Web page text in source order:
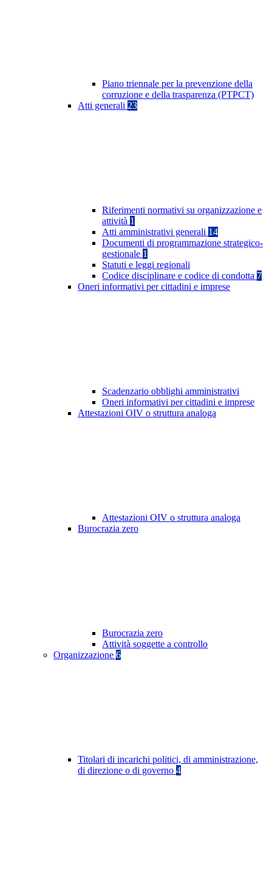
Piano triennale per la prevenzione della
corruzione e della trasparenza (PTPCT)
Atti generali 23
Riferimenti normativi su organizzazione e
attività 1
Atti amministrativi generali 14
Documenti di programmazione strategico-
gestionale 1
Statuti e leggi regionali
Codice disciplinare e codice di condotta 7
Oneri informativi per cittadini e imprese
Scadenzario obblighi amministrativi
Oneri informativi per cittadini e imprese
Attestazioni OIV o struttura analoga
Attestazioni OIV o struttura analoga
Burocrazia zero
Burocrazia zero
Attività soggette a controllo
Organizzazione 6
Titolari di incarichi politici, di amministrazione,
di direzione o di governo 4